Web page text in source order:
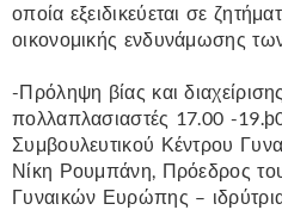
οποία εξειδικεύεται σε
οικονομικής ενδυνάμωσης
-Πρόληψη βίας και
πολλαπλασιαστές 17.00 -
Συμβουλευτικού Κέντρου
Νίκη Ρουμπάνη, Πρόεδρος
Γυναικών Ευρώπης –